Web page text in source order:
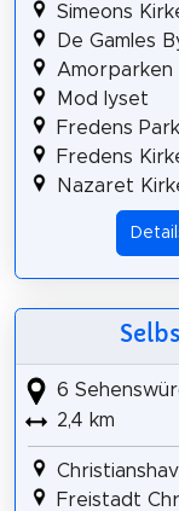
Simeons
De Gamles
Amorparken
Mod lyset
Fredens Park
Fredens
Nazaret
6
2,4 km
Freistadt